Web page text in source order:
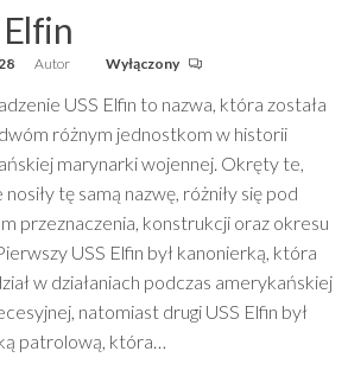
Elfin
Autor Wyłączony
USS Elfin to nazwa, która została
różnym jednostkom w historii
marynarki wojennej. Okręty te,
nosiły tę samą nazwę, różniły się pod
przeznaczenia, konstrukcji oraz okresu
USS Elfin był kanonierką, która
w działaniach podczas amerykańskiej
natomiast drugi USS Elfin był
patrolową, która…